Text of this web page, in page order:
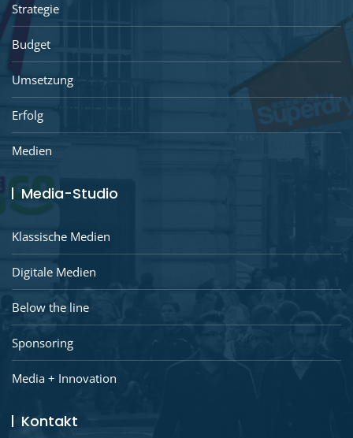
Strategie
Budget
Umsetzung
Erfolg
Medien
Media-Studio
Klassische Medien
Digitale Medien
Below the line
Sponsoring
Media + Innovation
Kontakt